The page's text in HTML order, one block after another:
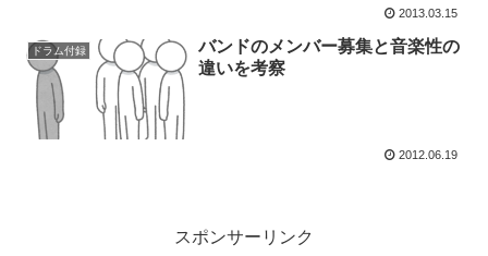
2013.03.15
ドラム付録
バンドのメンバー募集と音楽性の
違いを考察
2012.06.19
スポンサーリンク